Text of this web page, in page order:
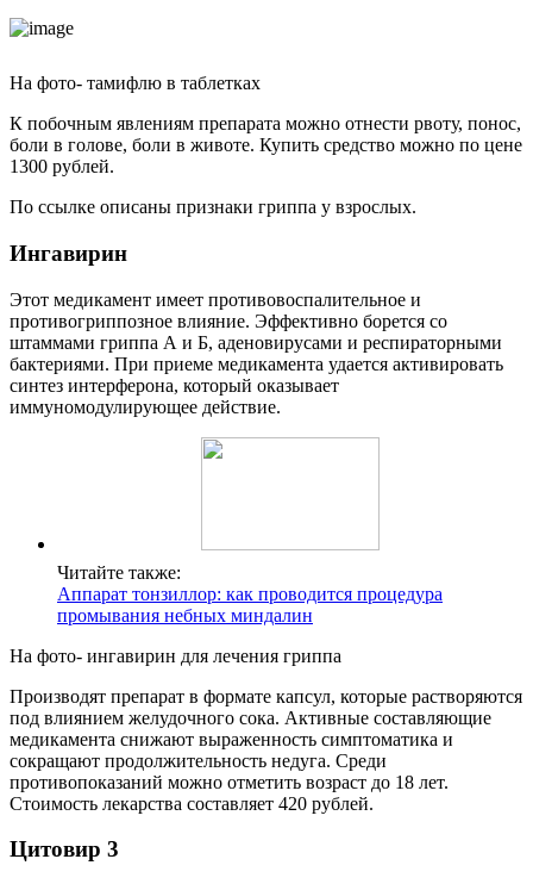
На фото- тамифлю в таблетках
К побочным явлениям препарата можно отнести рвоту, понос,
боли в голове, боли в животе. Купить средство можно по цене
1300 рублей.
По ссылке описаны признаки гриппа у взрослых.
Ингавирин
Этот медикамент имеет противовоспалительное и
противогриппозное влияние. Эффективно борется со
штаммами гриппа А и Б, аденовирусами и респираторными
бактериями. При приеме медикамента удается активировать
синтез интерферона, который оказывает
иммуномодулирующее действие.
Читайте также:
Аппарат тонзиллор: как проводится процедура
промывания небных миндалин
На фото- ингавирин для лечения гриппа
Производят препарат в формате капсул, которые растворяются
под влиянием желудочного сока. Активные составляющие
медикамента снижают выраженность симптоматика и
сокращают продолжительность недуга. Среди
противопоказаний можно отметить возраст до 18 лет.
Стоимость лекарства составляет 420 рублей.
Цитовир 3